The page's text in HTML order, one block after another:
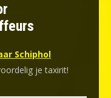
Schiphol
je taxirit!